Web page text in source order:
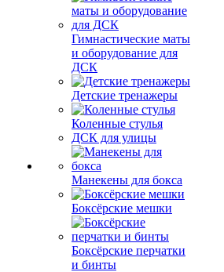
Гимнастические маты
и оборудование для
ДСК
Детские тренажеры
Коленные стулья
ДСК для улицы
Манекены для бокса
Боксёрские мешки
Боксёрские перчатки
и бинты